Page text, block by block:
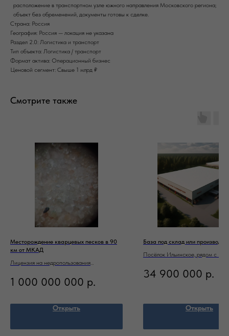
расположение в транспортном узле южного направления Московского региона;
объект без обременений, документы готовы к сделке.
Страна: Россия
География: Россия — локация не указана
Раздел 2.0: Логистика и транспорт
Тип объекта: Логистика / транспорт
Формат актива: Операционный бизнес
Ценовой сегмент: Свыше 1 млрд ₽
Смотрите также
Месторождение кварцевых песков в 90
км от МКАД
Лицензия на недропользования
1 000 000 000 р.
Открыть
База под склад или
Посёлок Ильинское, рядом с
34 900 000 р.
Открыть